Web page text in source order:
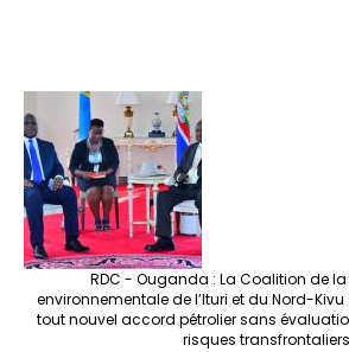
RDC - Ouganda : La Coalition de
environnementale de l’Ituri et du Nord-
tout nouvel accord pétrolier sans
risques transfrontaliers